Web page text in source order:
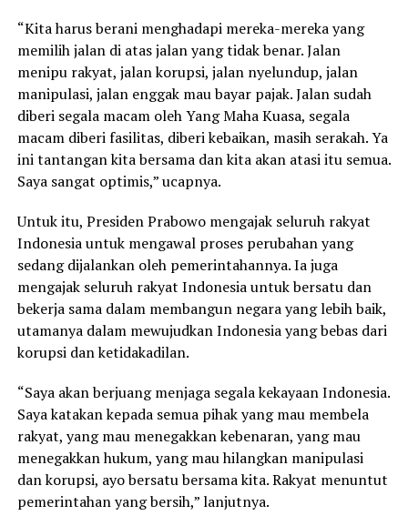
“Kita harus berani menghadapi mereka-mereka yang
memilih jalan di atas jalan yang tidak benar. Jalan
menipu rakyat, jalan korupsi, jalan nyelundup, jalan
manipulasi, jalan enggak mau bayar pajak. Jalan sudah
diberi segala macam oleh Yang Maha Kuasa, segala
macam diberi fasilitas, diberi kebaikan, masih serakah. Ya
ini tantangan kita bersama dan kita akan atasi itu semua.
Saya sangat optimis,” ucapnya.
Untuk itu, Presiden Prabowo mengajak seluruh rakyat
Indonesia untuk mengawal proses perubahan yang
sedang dijalankan oleh pemerintahannya. Ia juga
mengajak seluruh rakyat Indonesia untuk bersatu dan
bekerja sama dalam membangun negara yang lebih baik,
utamanya dalam mewujudkan Indonesia yang bebas dari
korupsi dan ketidakadilan.
“Saya akan berjuang menjaga segala kekayaan Indonesia.
Saya katakan kepada semua pihak yang mau membela
rakyat, yang mau menegakkan kebenaran, yang mau
menegakkan hukum, yang mau hilangkan manipulasi
dan korupsi, ayo bersatu bersama kita. Rakyat menuntut
pemerintahan yang bersih,” lanjutnya.